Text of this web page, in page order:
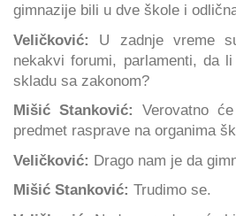
gimnazije bili u dve škole i
Veličković:
U zadnje vreme
nekakvi forumi, parlamenti, da
skladu sa zakonom?
Mišić Stanković:
Verovatno
predmet rasprave na organima
Veličković: Drago nam je da
Mišić Stanković: Trudimo se.